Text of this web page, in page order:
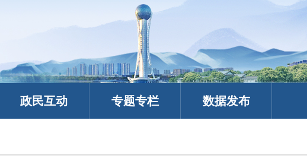
政民互动 专题专栏 数据发布